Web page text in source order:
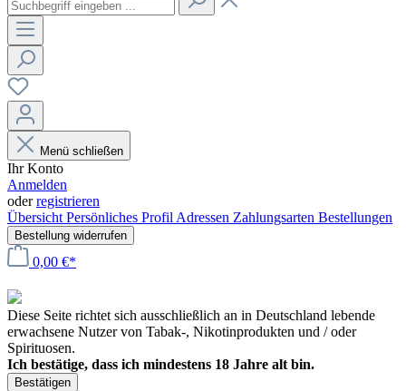
Menü schließen
Ihr Konto
Anmelden
oderregistrieren
Übersicht Persönliches Profil Adressen Zahlungsarten Bestellungen
Bestellung widerrufen
0,00 €*
Diese Seite richtet sich ausschließlich an in Deutschland lebende
erwachsene Nutzer von Tabak-, Nikotinprodukten und / oder
Spirituosen.
Ich bestätige, dass ich mindestens 18 Jahre alt bin.
Bestätigen